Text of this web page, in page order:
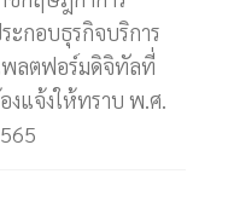
ะกอบธุรกิจบริการ
ลตฟอร์มดิจิทัลที่
งแจ้งให้ทราบ พ.ศ.